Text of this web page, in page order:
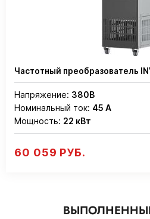
Частотный преобразователь
Напряжение: 380В
Номинальный ток: 45 А
Мощность: 22 кВт
60 059 РУБ.